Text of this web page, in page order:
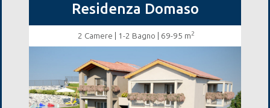
Residenza Domaso
2 Camere | 1-2 Bagno | 69-95 m2